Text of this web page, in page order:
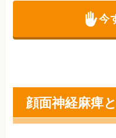
今
顔面神経麻痺